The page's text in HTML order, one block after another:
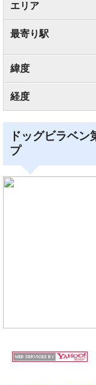
エリア
最寄り駅
緯度
経度
ドッグビラベ
プ